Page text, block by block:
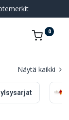
0
Näytä kaikki